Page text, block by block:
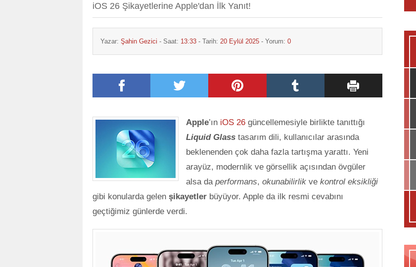
iOS 26 Şikayetlerine Apple'dan İlk Yanıt!
Yazar: Şahin Gezici - Saat: 13:33 - Tarih: 20 Eylül 2025 - Yorum: 0
Apple’ın iOS 26 güncellemesiyle birlikte tanıttığı
Liquid Glass tasarım dili, kullanıcılar arasında
beklenenden çok daha fazla tartışma yarattı. Yeni
arayüz, modernlik ve görsellik açısından övgüler
alsa da performans, okunabilirlik ve kontrol eksikliği
gibi konularda gelen şikayetler büyüyor. Apple da ilk resmi cevabını
geçtiğimiz günlerde verdi.